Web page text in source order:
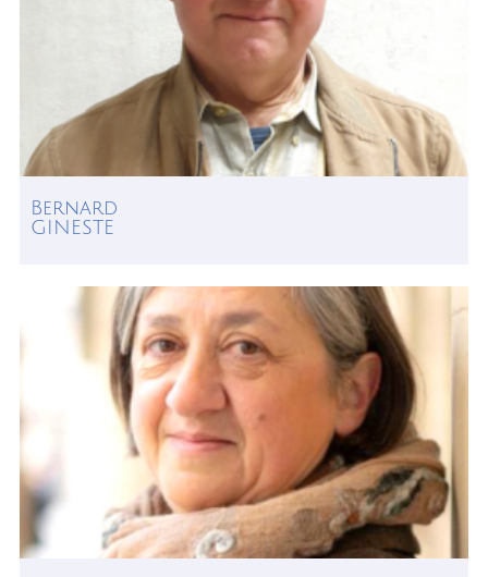
Bernard
GINESTE